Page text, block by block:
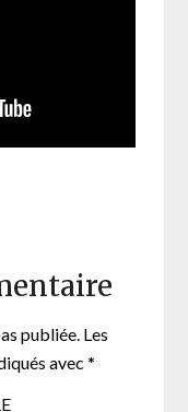
publiée. Les
avec *